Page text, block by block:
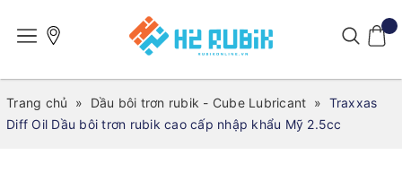
Trang chủ » Dầu bôi trơn rubik - Cube Lubricant » Traxxas
Diff Oil Dầu bôi trơn rubik cao cấp nhập khẩu Mỹ 2.5cc